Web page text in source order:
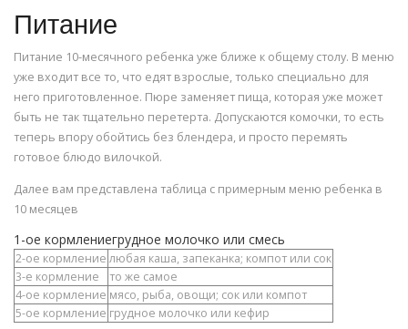
Питание
Питание 10-месячного ребенка уже ближе к общему столу. В меню
уже входит все то, что едят взрослые, только специально для
него приготовленное. Пюре заменяет пища, которая уже может
быть не так тщательно перетерта. Допускаются комочки, то есть
теперь впору обойтись без блендера, и просто перемять
готовое блюдо вилочкой.
Далее вам представлена таблица с примерным меню ребенка в
10 месяцев
1-ое кормлениегрудное молочко или смесь
2-ое кормление любая каша, запеканка; компот или сок
3-е кормление
то же самое
4-ое кормление мясо, рыба, овощи; сок или компот
5-ое кормление грудное молочко или кефир